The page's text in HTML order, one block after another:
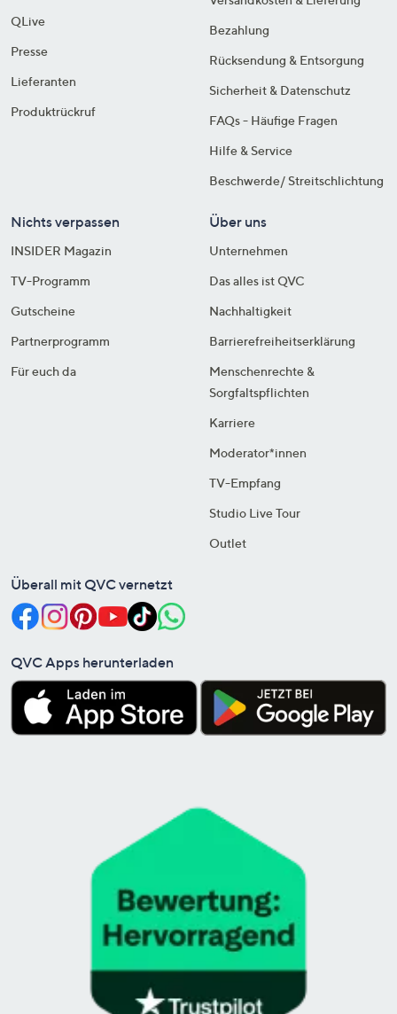
QLive
Presse
Lieferanten
Produktrückruf
Bezahlung
Rücksendung & Entsorgung
Sicherheit & Datenschutz
FAQs - Häufige Fragen
Hilfe & Service
Beschwerde/ Streitschlichtung
Nichts verpassen
INSIDER Magazin
TV-Programm
Gutscheine
Partnerprogramm
Für euch da
Über uns
Unternehmen
Das alles ist QVC
Nachhaltigkeit
Barrierefreiheitserklärung
Menschenrechte &
Sorgfaltspflichten
Karriere
Moderator*innen
TV-Empfang
Studio Live Tour
Outlet
Überall mit QVC vernetzt
QVC Apps herunterladen